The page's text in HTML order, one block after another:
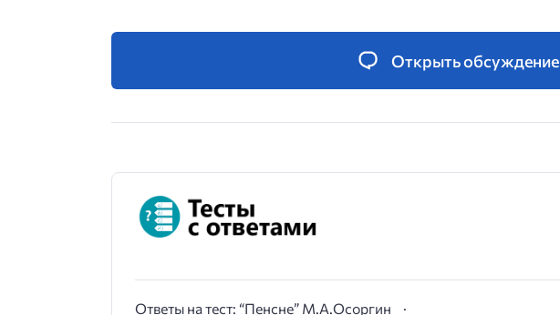
Открыть обсуждение
Ответы на тест: “Пенсне” М.А.Осоргин